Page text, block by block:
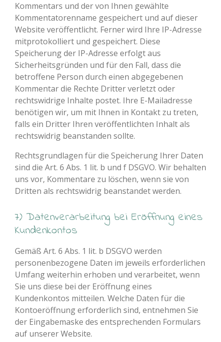
Kommentars und der von Ihnen gewählte
Kommentatorenname gespeichert und auf dieser
Website veröffentlicht. Ferner wird Ihre IP-Adresse
mitprotokolliert und gespeichert. Diese
Speicherung der IP-Adresse erfolgt aus
Sicherheitsgründen und für den Fall, dass die
betroffene Person durch einen abgegebenen
Kommentar die Rechte Dritter verletzt oder
rechtswidrige Inhalte postet. Ihre E-Mailadresse
benötigen wir, um mit Ihnen in Kontakt zu treten,
falls ein Dritter Ihren veröffentlichten Inhalt als
rechtswidrig beanstanden sollte.
Rechtsgrundlagen für die Speicherung Ihrer Daten
sind die Art. 6 Abs. 1 lit. b und f DSGVO. Wir behalten
uns vor, Kommentare zu löschen, wenn sie von
Dritten als rechtswidrig beanstandet werden.
7) Datenverarbeitung bei Eröffnung eines
Kundenkontos
Gemäß Art. 6 Abs. 1 lit. b DSGVO werden
personenbezogene Daten im jeweils erforderlichen
Umfang weiterhin erhoben und verarbeitet, wenn
Sie uns diese bei der Eröffnung eines
Kundenkontos mitteilen. Welche Daten für die
Kontoeröffnung erforderlich sind, entnehmen Sie
der Eingabemaske des entsprechenden Formulars
auf unserer Website.